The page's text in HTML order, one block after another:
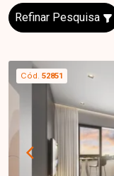
Refinar Pesquisa
Cód. 52851